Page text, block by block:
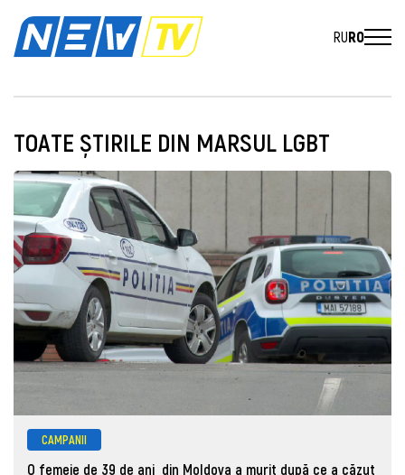
RURO
TOATE ȘTIRILE DIN MARSUL LGBT
CAMPANII
O femeie de 39 de ani din Moldova a murit după ce a căzut